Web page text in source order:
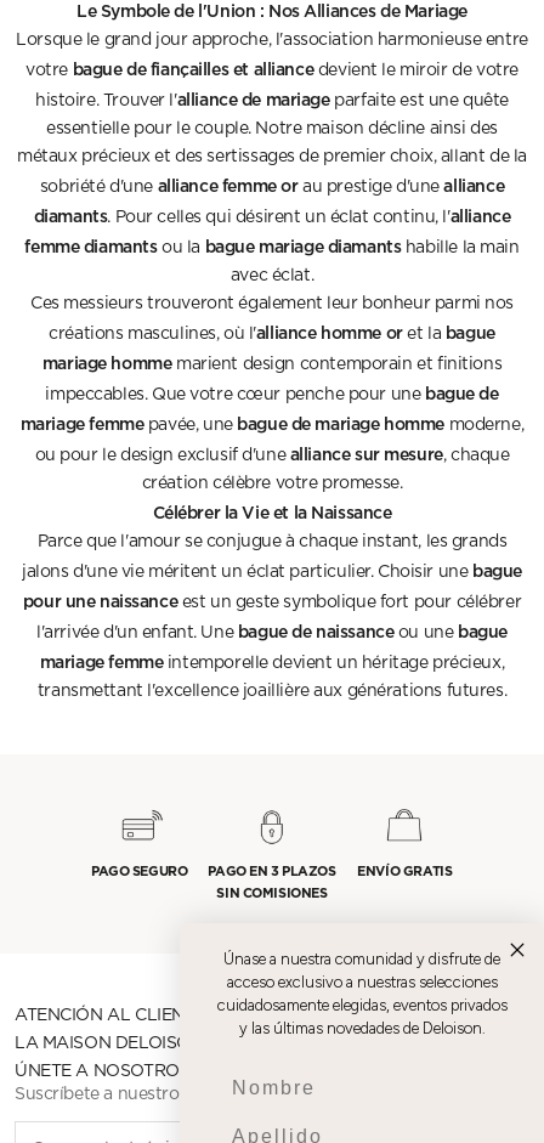
Le Symbole de l'Union : Nos Alliances de Mariage
Lorsque le grand jour approche, l'association harmonieuse entre
votre bague de fiançailles et alliancedevient le miroir de votre
histoire. Trouver l'alliance de mariageparfaite est une quête
essentielle pour le couple. Notre maison décline ainsi des
métaux précieux et des sertissages de premier choix, allant de la
sobriété d'une alliance femme orau prestige d'unealliance
diamants. Pour celles qui désirent un éclat continu, l'alliance
femme diamantsou la bague mariage diamantshabille la main
avec éclat.
Ces messieurs trouveront également leur bonheur parmi nos
créations masculines, où l'alliance homme oret la bague
mariage hommemarient design contemporain et finitions
impeccables. Que votre cœur penche pour une bague de
mariage femmepavée, une bague de mariage homme moderne,
ou pour le design exclusif d'une alliance sur mesure, chaque
création célèbre votre promesse.
Célébrer la Vie et la Naissance
Parce que l'amour se conjugue à chaque instant, les grands
jalons d'une vie méritent un éclat particulier. Choisir une bague
pour une naissanceest un geste symbolique fort pour célébrer
l'arrivée d'un enfant. Une bague de naissanceou une bague
mariage femmeintemporelle devient un héritage précieux,
transmettant l'excellence joaillière aux générations futures.
PAGO SEGURO
PAGO EN 3 PLAZOS
SIN COMISIONES
ENVÍO GRATIS
ATENCIÓN AL CLIENTE
LA MAISON DELOISON
ÚNETE A NOSOTROS
Suscríbete a nuestro boletín
Únase a nuestra comunidad y disfrute de
acceso exclusivo a nuestras selecciones
cuidadosamente elegidas, eventos privados
y las últimas novedades de Deloison.